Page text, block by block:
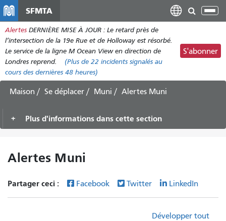
contenu
principal
SFMTA
Alertes DERNIÈRE MISE À JOUR : Le retard près de
l’intersection de la 19e Rue et de Holloway est résorbé.
Le service de la ligne M Ocean View en direction de
Londres reprend.
(Plus de 22 incidents signalés au
cours des dernières 48 heures)
S'abonner
Maison Se déplacer Muni Alertes Muni
Plus d'informations dans cette section
Alertes Muni
Partager ceci : Facebook Twitter LinkedIn
Développer tout